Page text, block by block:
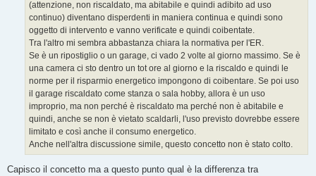
(attenzione, non riscaldato, ma abitabile e quindi adibito ad uso
continuo) diventano disperdenti in maniera continua e quindi sono
oggetto di intervento e vanno verificate e quindi coibentate.
Tra l'altro mi sembra abbastanza chiara la normativa per l'ER.
Se è un ripostiglio o un garage, ci vado 2 volte al giorno massimo. Se è
una camera ci sto dentro un tot ore al giorno e la riscaldo e quindi le
norme per il risparmio energetico impongono di coibentare. Se poi uso
il garage riscaldato come stanza o sala hobby, allora è un uso
improprio, ma non perché è riscaldato ma perché non è abitabile e
quindi, anche se non è vietato scaldarli, l'uso previsto dovrebbe essere
limitato e così anche il consumo energetico.
Anche nell'altra discussione simile, questo concetto non è stato colto.
Capisco il concetto ma a questo punto qual è la differenza tra